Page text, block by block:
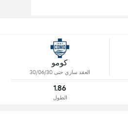
كومو
العقد ساري حتى 30/06/30
1.86
الطول